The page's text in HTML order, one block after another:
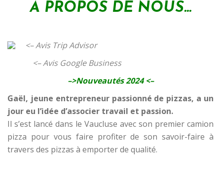
À PROPOS DE NOUS…
<– Avis Trip Advisor
<– Avis Google Business
–>Nouveautés 2024<–
Gaël, jeune entrepreneur passionné de pizzas, a un
jour eu l’idée d’associer travail et passion.
Il s’est lancé dans le Vaucluse avec son premier camion
pizza pour vous faire profiter de son savoir-faire à
travers des pizzas à emporter de qualité.